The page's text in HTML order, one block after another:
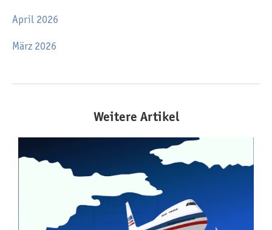
April 2026
März 2026
Weitere Artikel